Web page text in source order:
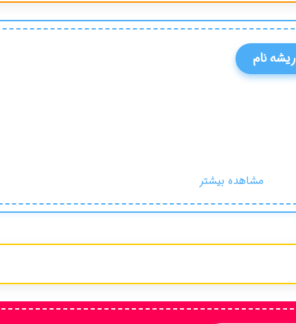
ریشه نام
مشاهده بیشتر